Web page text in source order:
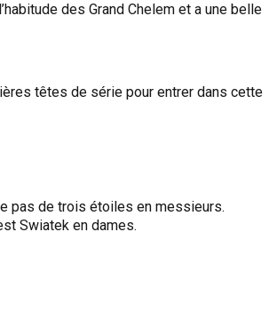
des Grand Chelem et a une belle
têtes de série pour entrer dans cette
pas de trois étoiles en messieurs.
Swiatek en dames.